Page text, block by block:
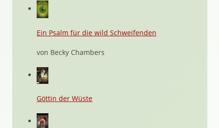
Ein Psalm für die wild Schweifenden
von Becky Chambers
Göttin der Wüste